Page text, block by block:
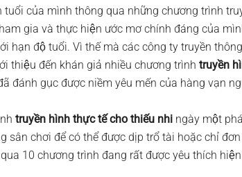
tuổi của mình thông qua những chương trình
gia và thực hiện ước mơ chính đáng của
hạn độ tuổi. Vì thế mà các công ty truyền
thiệu đến khán giả nhiều chương trình truyền
đánh gục được niềm yêu mến của hàng vạn
truyền hình thực tế cho thiếu nhi ngày một
sân chơi để có thể được dịp trổ tài hoặc chỉ
10 chương trình đang rất được yêu thích